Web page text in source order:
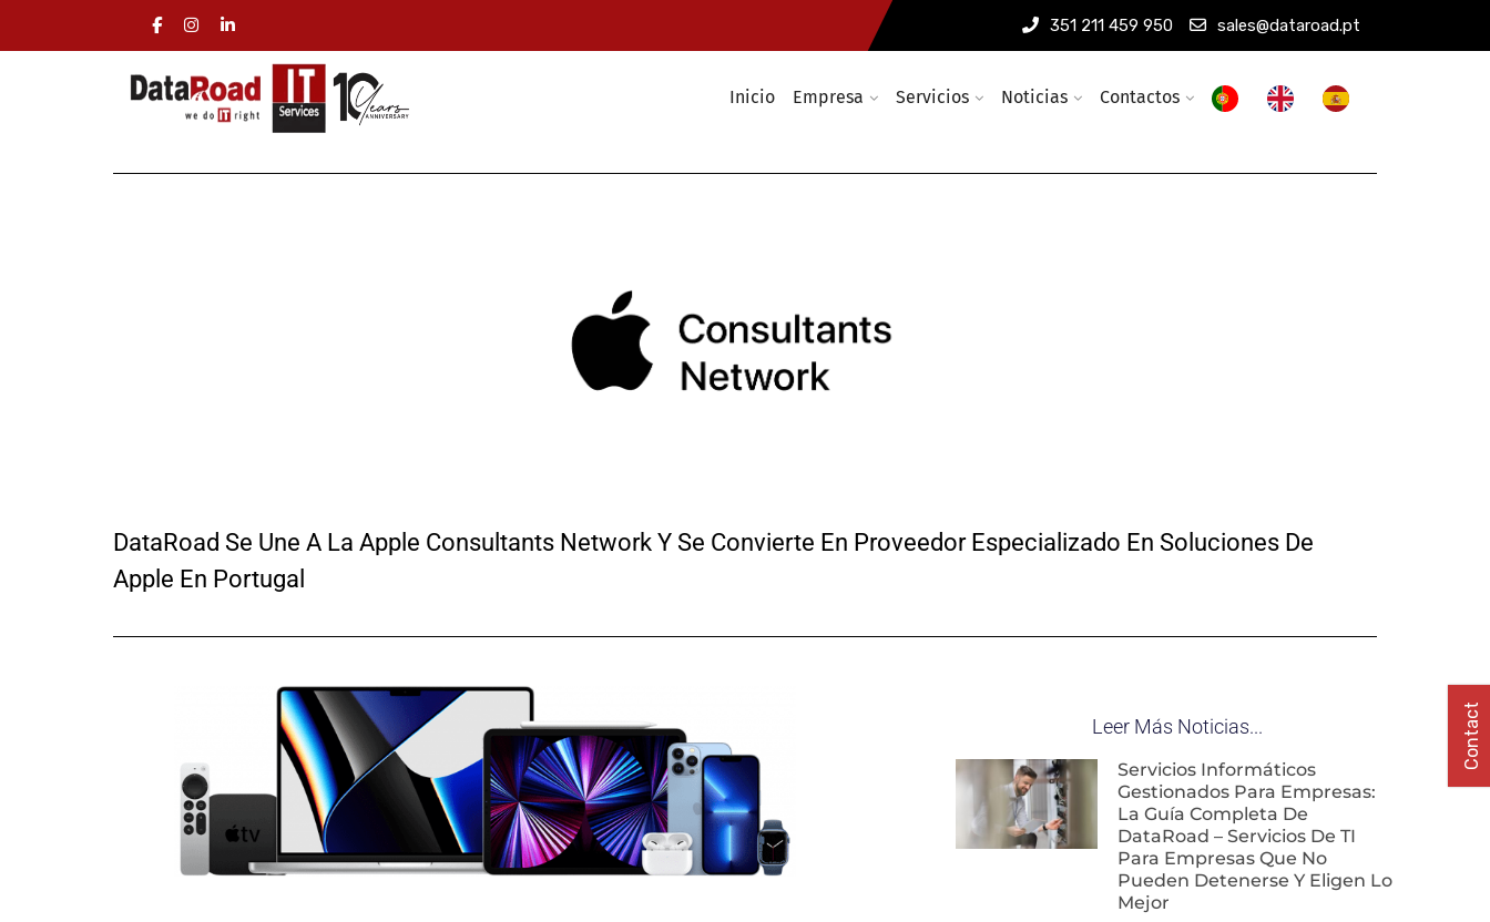
351 211 459 950 sales@dataroad.pt
Inicio Empresa Servicios Noticias Contactos
DataRoad Se Une A La Apple Consultants Network Y Se Convierte En Proveedor Especializado En Soluciones De
Apple En Portugal
Leer Más Noticias...
Servicios Informáticos
Gestionados Para Empresas:
La Guía Completa De
DataRoad – Servicios De TI
Para Empresas Que No
Pueden Detenerse Y Eligen Lo
Mejor
Contact